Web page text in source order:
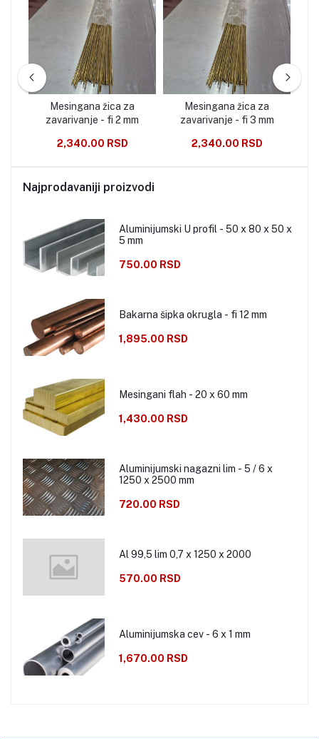
Mesingana žica za
zavarivanje - fi 2 mm
2,340.00 RSD
Mesingana žica za
zavarivanje - fi 3 mm
2,340.00 RSD
Najprodavaniji proizvodi
Aluminijumski U profil - 50 x 80 x 50 x
5 mm
750.00 RSD
Bakarna šipka okrugla - fi 12 mm
1,895.00 RSD
Mesingani flah - 20 x 60 mm
1,430.00 RSD
Aluminijumski nagazni lim - 5 / 6 x
1250 x 2500 mm
720.00 RSD
Al 99,5 lim 0,7 x 1250 x 2000
570.00 RSD
Aluminijumska cev - 6 x 1 mm
1,670.00 RSD